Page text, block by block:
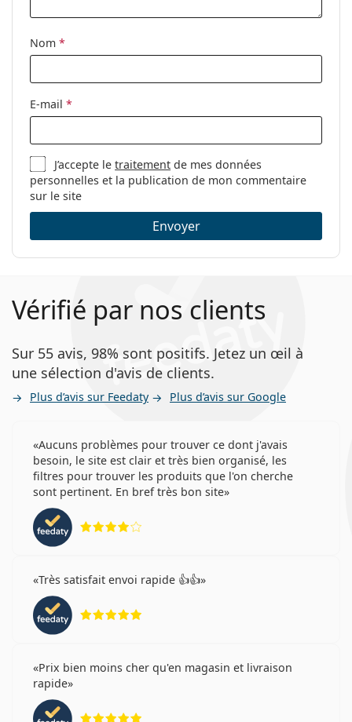
Clip-on:
Non
Accessoires
nettoyage:
Sexe:
Pour enfants
Catégorie:
Lunettes de vue
Marque:
Disney
Code:
MIAA014 C07 14 45
Nom *
E-mail *
J’accepte letraitement de mes données
personnelles et la publication de mon commentaire
sur le site
Envoyer
Vérifié par nos clients
Sur 55 avis, 98% sont positifs. Jetez un œil à
une sélection d'avis de clients.
Plus d’avis sur Feedaty Plus d’avis sur Google
Aucuns problèmes pour trouver ce dont j'avais
besoin, le site est clair et très bien organisé, les
filtres pour trouver les produits que l'on cherche
sont pertinent. En bref très bon site
Très satisfait envoi rapide 👍👍
Prix bien moins cher qu'en magasin et livraison
rapide